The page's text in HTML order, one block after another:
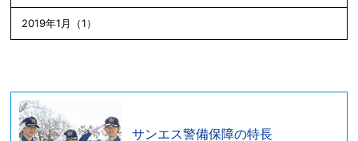
2019年1月（1）
サンエス警備保障の特長